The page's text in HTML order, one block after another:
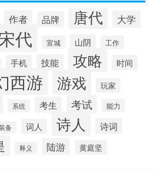
作者 品牌 唐代 大学
代 宣城 山阴 工作
手机 技能 攻略
时间
西游 游戏 玩家
系统 考生 考试 能力
备 词人 诗人 诗词
释义 陆游 黄庭坚